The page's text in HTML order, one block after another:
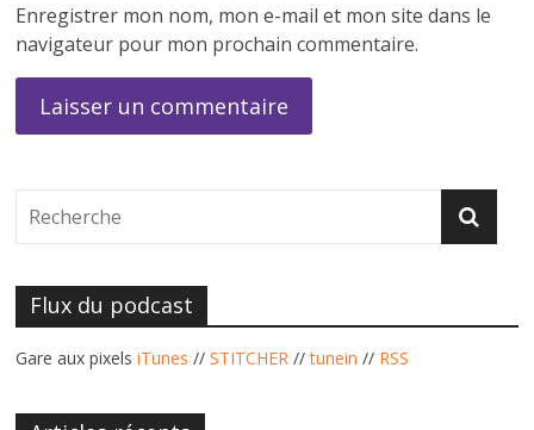
Enregistrer mon nom, mon e-mail et mon site dans le
navigateur pour mon prochain commentaire.
Flux du podcast
Gare aux pixelsiTunes //STITCHER //tunein // RSS